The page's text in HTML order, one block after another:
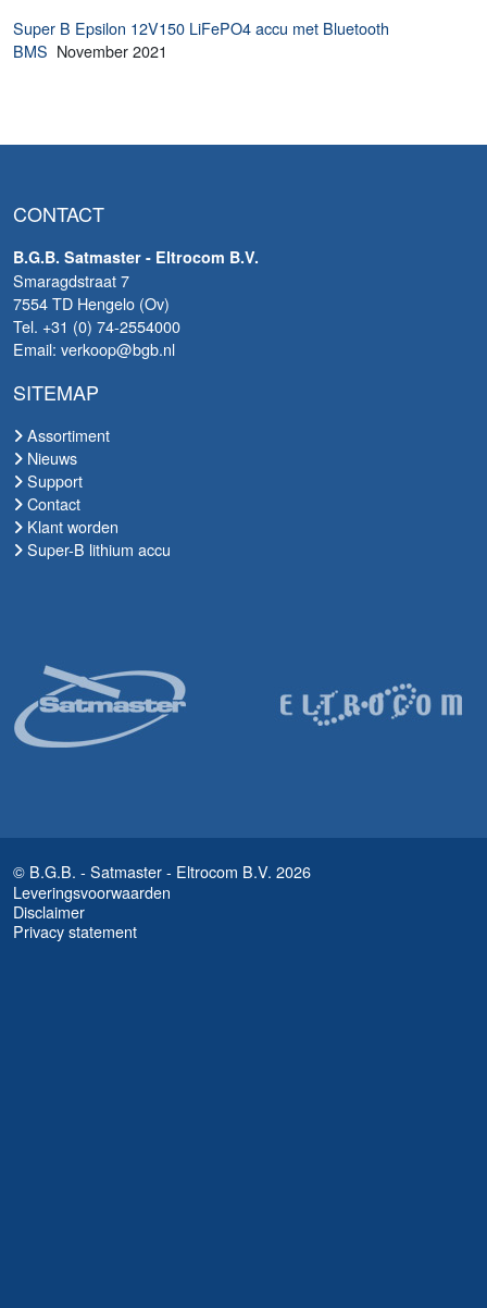
Super B Epsilon 12V150 LiFePO4 accu met Bluetooth
BMS November 2021
CONTACT
B.G.B. Satmaster - Eltrocom B.V.
Smaragdstraat 7
7554 TD Hengelo (Ov)
Tel. +31 (0) 74-2554000
Email: verkoop@bgb.nl
SITEMAP
Assortiment
Nieuws
Support
Contact
Klant worden
Super-B lithium accu
© B.G.B. - Satmaster - Eltrocom B.V. 2026
Leveringsvoorwaarden
Disclaimer
Privacy statement